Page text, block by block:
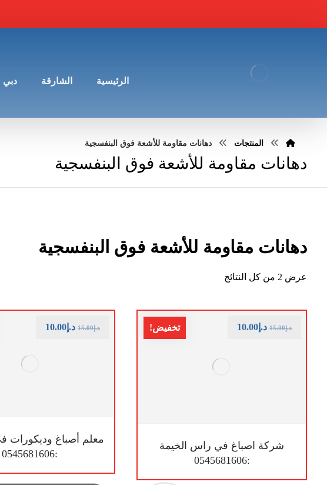
الرئيسية الشارقة دبي
المنتجات دهانات مقاومة للأشعة فوق البنفسجية
دهانات مقاومة للأشعة فوق البنفسجية
دهانات مقاومة للأشعة فوق البنفسجية
عرض ⁦2⁩ من كل النتائج
تخفيض!
شركة اصباغ في راس الخيمة
:0545681606
د.إ15.00 د.إ 10.00
معلم أصباغ وديكورات
:0545681606
د.إ15.00 د.إ10.00